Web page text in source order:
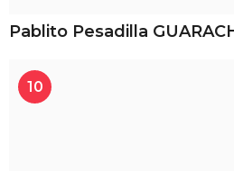
Pablito Pesadilla
10